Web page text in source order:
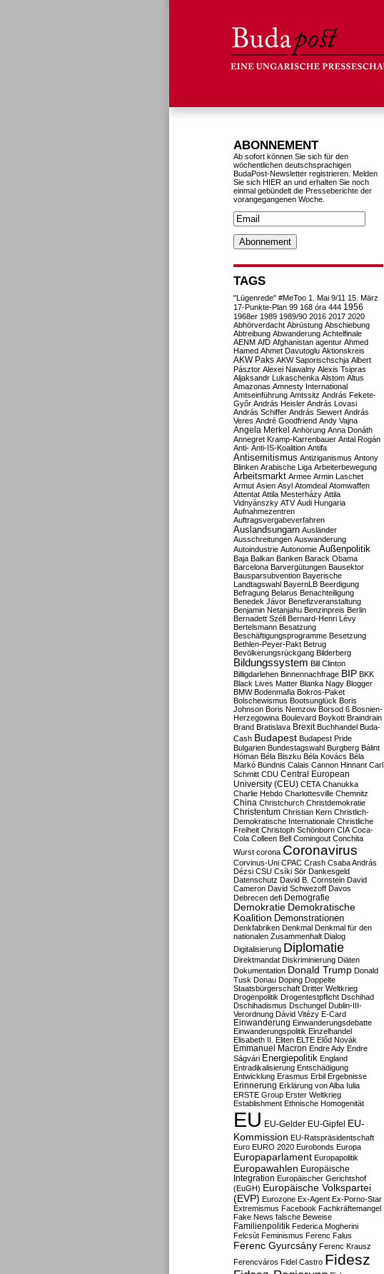
ABONNEMENT
Ab sofort können Sie sich für den
wöchentlichen deutschsprachigen
BudaPost-Newsletter registrieren. Melden
Sie sich HIER an und erhalten Sie noch
einmal gebündelt die Presseberichte der
vorangegangenen Woche.
TAGS
"Lügenrede" #MeToo 1. Mai 9/11 15. März
17-Punkte-Plan 99 168 óra 444 1956
1968er 1989 1989/90 2016 2017 2020
Abhörverdacht Abrüstung Abschiebung
Abtreibung Abwanderung Achtelfinale
AENM AfD Afghanistan agentur Ahmed
Hamed Ahmet Davutoglu Aktionskreis
AKW Paks AKW Saporischschja Albert
Pásztor Alexei Nawalny Alexis Tsipras
Aljaksandr Lukaschenka Alstom Altus
Amazonas Amnesty International
Amtseinführung Amtssitz András Fekete-
Győr András Heisler András Lovasi
András Schiffer András Siewert András
Veres André Goodfriend Andy Vajna
Angela Merkel Anhörung Anna Donáth
Annegret Kramp-Karrenbauer Antal Rogán
Anti- Anti-IS-Koalition Antifa
Antisemitismus Antiziganismus Antony
Blinken Arabische Liga Arbeiterbewegung
Arbeitsmarkt Armee Armin Laschet
Armut Asien Asyl Atomdeal Atomwaffen
Attentat Attila Mesterházy Attila
Vidnyánszky ATV Audi Hungaria
Aufnahmezentren
Auftragsvergabeverfahren
Auslandsungarn Ausländer
Ausschreitungen Auswanderung
Autoindustrie Autonomie Außenpolitik
Baja Balkan Banken Barack Obama
Barcelona Barvergütungen Bausektor
Bausparsubvention Bayerische
Landtagswahl BayernLB Beerdigung
Befragung Belarus Benachteiligung
Benedek Jávor Benefizveranstaltung
Benjamin Netanjahu Benzinpreis Berlin
Bernadett Széll Bernard-Henri Lévy
Bertelsmann Besatzung
Beschäftigungsprogramme Besetzung
Bethlen-Peyer-Pakt Betrug
Bevölkerungsrückgang Bilderberg
Bildungssystem Bill Clinton
Billigdarlehen Binnennachfrage BIP BKK
Black Lives Matter Blanka Nagy Blogger
BMW Bodenmafia Bokros-Paket
Bolschewismus Bootsunglück Boris
Johnson Boris Nemzow Borsod 6 Bosnien-
Herzegowina Boulevard Boykott Braindrain
Brand Bratislava Brexit Buchhandel Buda-
Cash Budapest Budapest Pride
Bulgarien Bundestagswahl Burgberg Bálint
Hóman Béla Biszku Béla Kovács Béla
Markó Bündnis Calais Cannon Hinnant Carl
Schmitt CDU Central European
University (CEU) CETA Chanukka
Charlie Hebdo Charlottesville Chemnitz
China Christchurch Christdemokratie
Christentum Christian Kern Christlich-
Demokratische Internationale Christliche
Freiheit Christoph Schönborn CIA Coca-
Cola Colleen Bell Comingout Conchita
Wurst corona Coronavirus
Corvinus-Uni CPAC Crash Csaba András
Dézsi CSU Csíki Sör Dankesgeld
Datenschutz David B. Cornstein David
Cameron David Schwezoff Davos
Debrecen defi Demografie
Demokratie Demokratische
Koalition Demonstrationen
Denkfabriken Denkmal Denkmal für den
nationalen Zusammenhalt Dialog
Digitalisierung Diplomatie
Direktmandat Diskriminierung Diäten
Dokumentation Donald Trump Donald
Tusk Donau Doping Doppelte
Staatsbürgerschaft Dritter Weltkrieg
Drogenpolitik Drogentestpflicht Dschihad
Dschihadismus Dschungel Dublin-III-
Verordnung Dávid Vitézy E-Card
Einwanderung Einwanderungsdebatte
Einwanderungspolitik Einzelhandel
Elisabeth II. Eliten ELTE Előd Novák
Emmanuel Macron Endre Ady Endre
Ságvári Energiepolitik England
Entradikalisierung Entschädigung
Entwicklung Erasmus Erbil Ergebnisse
Erinnerung Erklärung von Alba Iulia
ERSTE Group Erster Weltkrieg
Establishment Ethnische Homogenität
EU EU-Gelder EU-Gipfel EU-
Kommission EU-Ratspräsidentschaft
Euro EURO 2020 Eurobonds Europa
Europaparlament Europapolitik
Europawahlen Europäische
Integration Europäischer Gerichtshof
(EuGH) Europäische Volkspartei
(EVP) Eurozone Ex-Agent Ex-Porno-Star
Extremismus Facebook Fachkräftemangel
Fake News falsche Beweise
Familienpolitik Federica Mogherini
Felcsút Feminismus Ferenc Falus
Ferenc Gyurcsány Ferenc Krausz
Ferencváros Fidel Castro Fidesz